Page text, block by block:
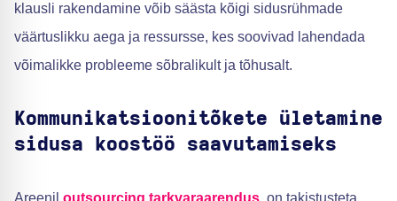
klausli rakendamine võib säästa kõigi sidusrühmade
väärtuslikku aega ja ressursse, kes soovivad lahendada
võimalikke probleeme sõbralikult ja tõhusalt.
Kommunikatsioonitõkete ületamine
sidusa koostöö saavutamiseks